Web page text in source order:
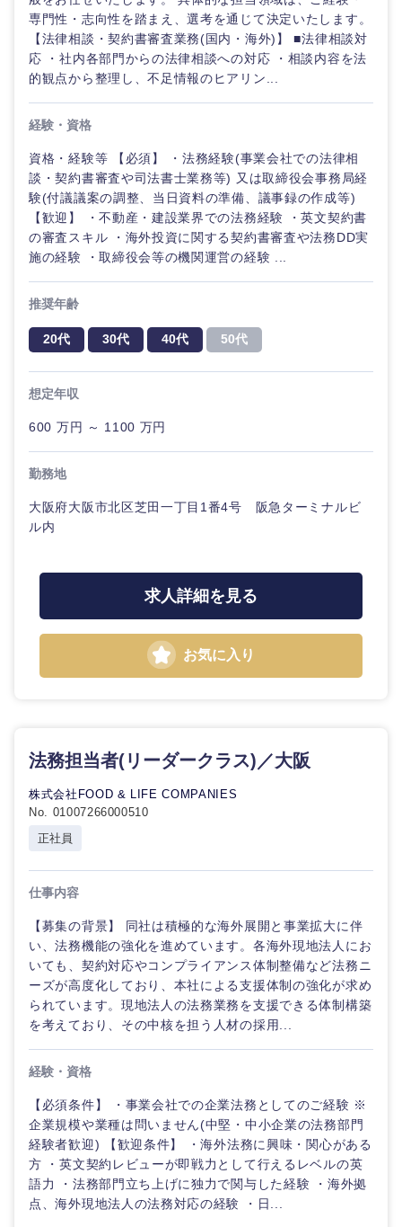
東海地方
三重県
専門性・志向性を踏まえ、選考を通じて決定いたします。
【法律相談・契約書審査業務(国内・海外)】 ■法律相談対
応 ・社内各部門からの法律相談への対応 ・相談内容を法
的観点から整理し、不足情報のヒアリン...
経験・資格
資格・経験等 【必須】 ・法務経験(事業会社での法律相
談・契約書審査や司法書士業務等) 又は取締役会事務局経
験(付議議案の調整、当日資料の準備、議事録の作成等)
【歓迎】 ・不動産・建設業界での法務経験 ・英文契約書
の審査スキル ・海外投資に関する契約書審査や法務DD実
施の経験 ・取締役会等の機関運営の経験 ...
推奨年齢
20代 30代 40代 50代
想定年収
600 万円 ～ 1100 万円
勤務地
大阪府大阪市北区芝田一丁目1番4号 阪急ターミナルビ
ル内
求人詳細を見る
お気に入り
法務担当者(リーダークラス)／大阪
株式会社FOOD & LIFE COMPANIES
No. 01007266000510
正社員
仕事内容
【募集の背景】 同社は積極的な海外展開と事業拡大に伴
い、法務機能の強化を進めています。各海外現地法人にお
いても、契約対応やコンプライアンス体制整備など法務ニ
ーズが高度化しており、本社による支援体制の強化が求め
られています。現地法人の法務業務を支援できる体制構築
を考えており、その中核を担う人材の採用...
経験・資格
【必須条件】 ・事業会社での企業法務としてのご経験 ※
企業規模や業種は問いません(中堅・中小企業の法務部門
経験者歓迎) 【歓迎条件】 ・海外法務に興味・関心がある
方 ・英文契約レビューが即戦力として行えるレベルの英
語力 ・法務部門立ち上げに独力で関与した経験 ・海外拠
点、海外現地法人の法務対応の経験 ・日...